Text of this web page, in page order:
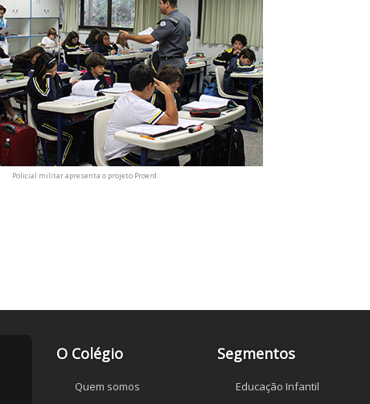
Policial militar apresenta o projeto Proerd
O Colégio
Quem somos
Segmentos
Educação Infantil